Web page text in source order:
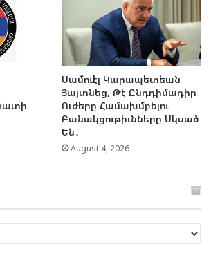
Սամուէլ Կարապետեան
Յայտնեց, Թէ Ընդդիմադիր
Ուժերը Համախմբելու
Բանակցութիւնները Սկսած
Են․
August 4, 2026